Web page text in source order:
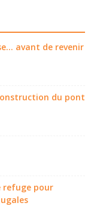
avant de revenir
du pont
refuge pour